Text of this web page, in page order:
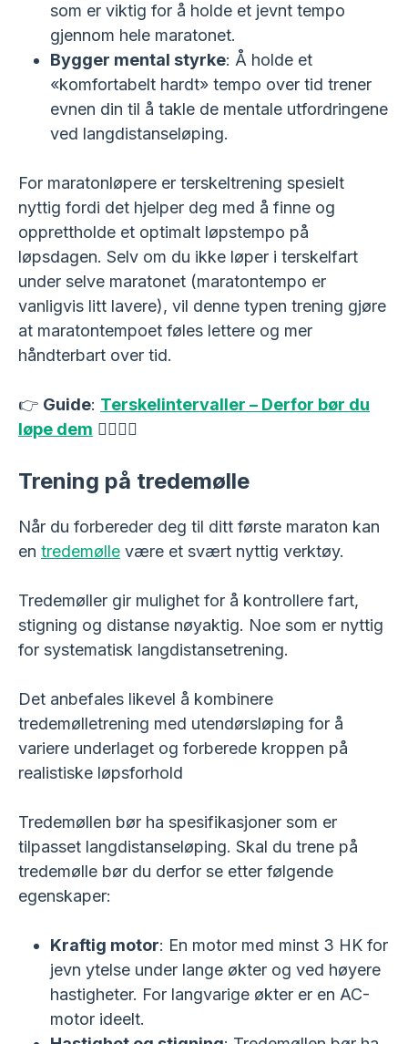
som er viktig for å holde et jevnt tempo
gjennom hele maratonet.
Bygger mental styrke: Å holde et
«komfortabelt hardt» tempo over tid trener
evnen din til å takle de mentale utfordringene
ved langdistanseløping.
For maratonløpere er terskeltrening spesielt
nyttig fordi det hjelper deg med å finne og
opprettholde et optimalt løpstempo på
løpsdagen. Selv om du ikke løper i terskelfart
under selve maratonet (maratontempo er
vanligvis litt lavere), vil denne typen trening gjøre
at maratontempoet føles lettere og mer
håndterbart over tid.
👉 Guide: Terskelintervaller – Derfor bør du
løpe dem 🏃‍♂️🏃‍♀️
Trening på tredemølle
Når du forbereder deg til ditt første maraton kan
en tredemølle være et svært nyttig verktøy.
Tredemøller gir mulighet for å kontrollere fart,
stigning og distanse nøyaktig. Noe som er nyttig
for systematisk langdistansetrening.
Det anbefales likevel å kombinere
tredemølletrening med utendørsløping for å
variere underlaget og forberede kroppen på
realistiske løpsforhold
Tredemøllen bør ha spesifikasjoner som er
tilpasset langdistanseløping. Skal du trene på
tredemølle bør du derfor se etter følgende
egenskaper:
Kraftig motor: En motor med minst 3 HK for
jevn ytelse under lange økter og ved høyere
hastigheter. For langvarige økter er en AC-
motor ideelt.